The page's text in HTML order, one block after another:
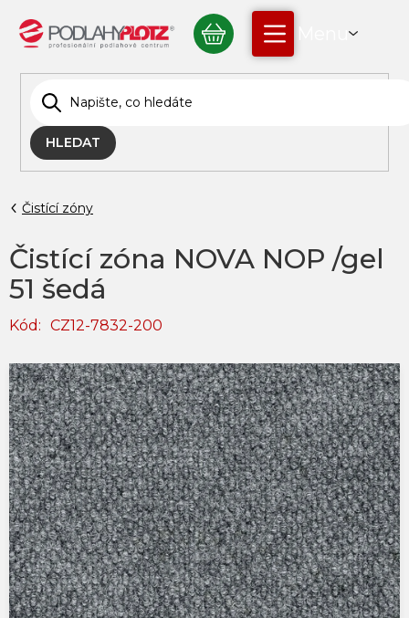
obsah
HLEDAT
NÁKUPNÍ
KOŠÍK
Čistící zóny
Čistící zóna NOVA NOP /gel
51 šedá
Kód: CZ12-7832-200